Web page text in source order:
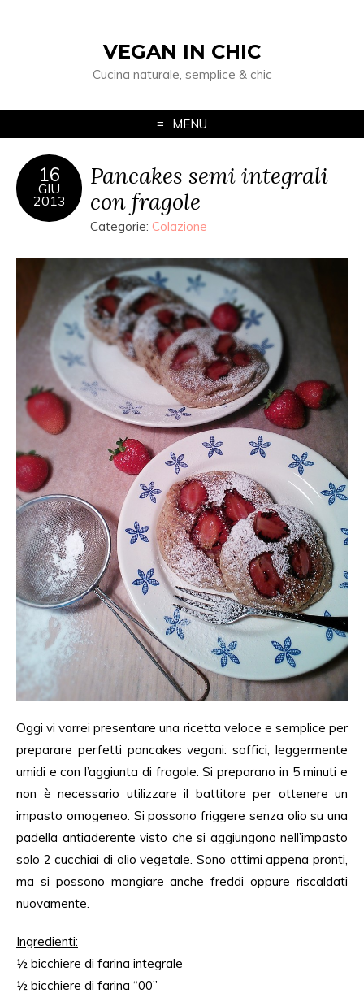
VEGAN IN CHIC
Cucina naturale, semplice & chic
MENU
16
GIU
2013
Pancakes semi integrali
con fragole
Categorie: Colazione
Oggi vi vorrei presentare una ricetta veloce e semplice per
preparare perfetti pancakes vegani: soffici, leggermente
umidi e con l’aggiunta di fragole. Si preparano in 5 minuti e
non è necessario utilizzare il battitore per ottenere un
impasto omogeneo. Si possono friggere senza olio su una
padella antiaderente visto che si aggiungono nell’impasto
solo 2 cucchiai di olio vegetale. Sono ottimi appena pronti,
ma si possono mangiare anche freddi oppure riscaldati
nuovamente.
Ingredienti:
½ bicchiere di farina integrale
½ bicchiere di farina “00”